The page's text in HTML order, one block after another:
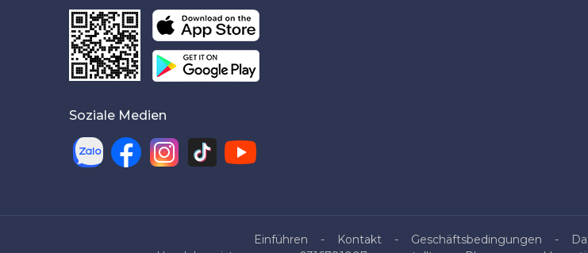
Soziale Medien
Einführen Kontakt Geschäftsbedingungen